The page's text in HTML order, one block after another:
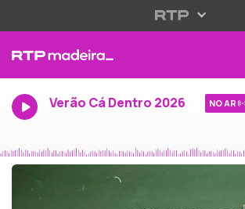
Verão Cá Dentro 2026 NO AR